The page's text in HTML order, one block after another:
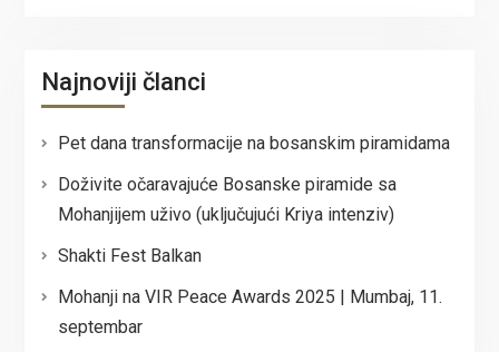
Najnoviji članci
Pet dana transformacije na bosanskim piramidama
Doživite očaravajuće Bosanske piramide sa
Mohanjijem uživo (uključujući Kriya intenziv)
Shakti Fest Balkan
Mohanji na VIR Peace Awards 2025 | Mumbaj, 11.
septembar